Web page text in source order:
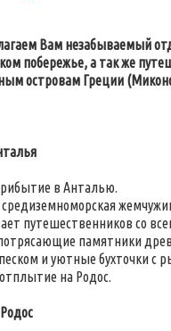
Вам незабываемый
побережье, а так же
островам Греции
в Анталью.
путешественников со
памятники
и уютные бухточки с
на Родос.